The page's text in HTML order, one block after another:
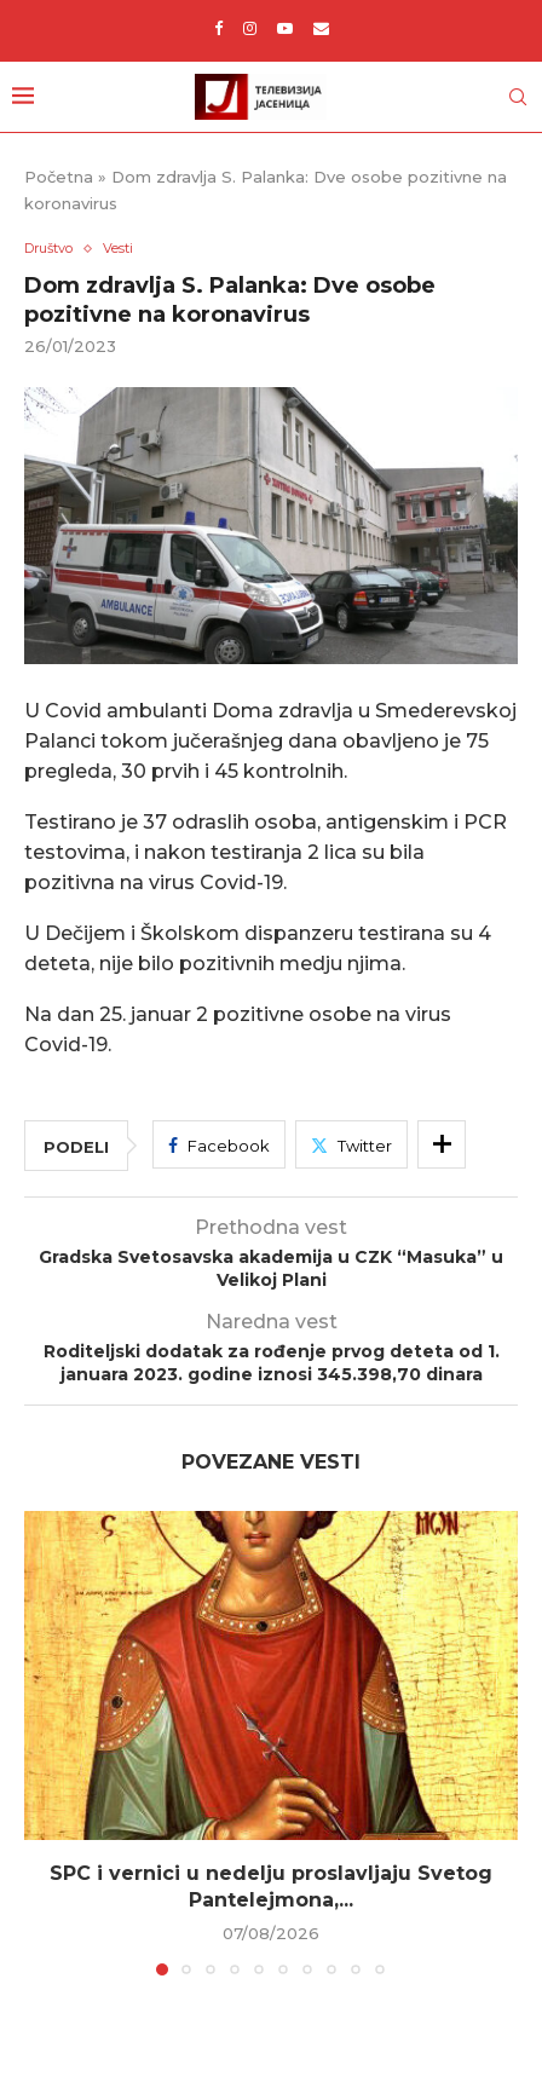
Početna » Dom zdravlja S. Palanka: Dve osobe pozitivne na
koronavirus
Društvo Vesti
Dom zdravlja S. Palanka: Dve osobe
pozitivne na koronavirus
26/01/2023
U Covid ambulanti Doma zdravlja u Smederevskoj
Palanci tokom jučerašnjeg dana obavljeno je 75
pregleda, 30 prvih i 45 kontrolnih.
Testirano je 37 odraslih osoba, antigenskim i PCR
testovima, i nakon testiranja 2 lica su bila
pozitivna na virus Covid-19.
U Dečijem i Školskom dispanzeru testirana su 4
deteta, nije bilo pozitivnih medju njima.
Na dan 25. januar 2 pozitivne osobe na virus
Covid-19.
PODELI Facebook Twitter
Prethodna vest
Gradska Svetosavska akademija u CZK “Masuka” u
Velikoj Plani
Naredna vest
Roditeljski dodatak za rođenje prvog deteta od 1.
januara 2023. godine iznosi 345.398,70 dinara
POVEZANE VESTI
SPC i vernici u nedelju proslavljaju Svetog
Pantelejmona,...
07/08/2026